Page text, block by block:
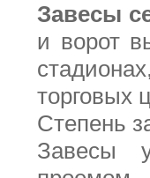
Завесы
и ворот
торговых
Степень
Завесы